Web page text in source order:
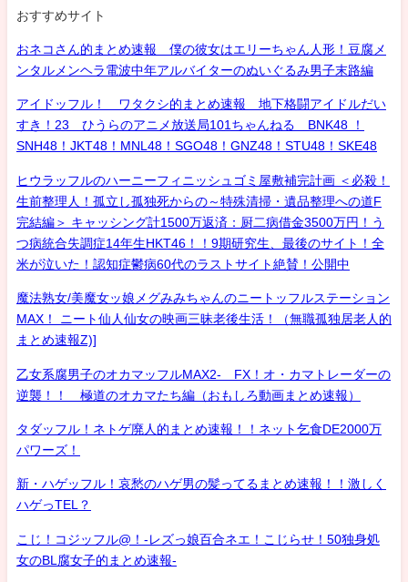
おすすめサイト
おネコさん的まとめ速報 僕の彼女はエリーちゃん人形！豆腐メ
ンタルメンヘラ電波中年アルバイターのぬいぐるみ男子末路編
アイドッフル！ ワタクシ的まとめ速報 地下格闘アイドルだい
すき！23 ひうらのアニメ放送局101ちゃんねる BNK48 ！
SNH48！JKT48！MNL48！SGO48！GNZ48！STU48！SKE48
ヒウラッフルのハーニーフィニッシュゴミ屋敷補完計画 ＜必殺！
生前整理人！孤立し孤独死からの～特殊清掃・遺品整理への道F
完結編＞ キャッシング計1500万返済：厨二病借金3500万円！う
つ病統合失調症14年生HKT46！！9期研究生、最後のサイト！全
米が泣いた！認知症鬱病60代のラストサイト絶賛！公開中
魔法熟女/美魔女ッ娘メグみみちゃんのニートッフルステーション
MAX！ ニート仙人仙女の映画三昧老後生活！（無職孤独居老人的
まとめ速報Z)]
乙女系腐男子のオカマッフルMAX2- FX！オ・カマトレーダーの
逆襲！！ 極道のオカマたち編（おもしろ動画まとめ速報）
タダッフル！ネトゲ廃人的まとめ速報！！ネット乞食DE2000万
パワーズ！
新・ハゲッフル！哀愁のハゲ男の髪ってるまとめ速報！！激しく
ハゲっTEL？
こじ！コジッフル@！-レズっ娘百合ネエ！こじらせ！50独身処
女のBL腐女子的まとめ速報-